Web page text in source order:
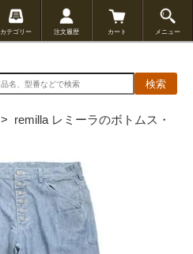
カテゴリー 注文履歴 カート メニュー
検索
> remilla レミーラのボトムス・